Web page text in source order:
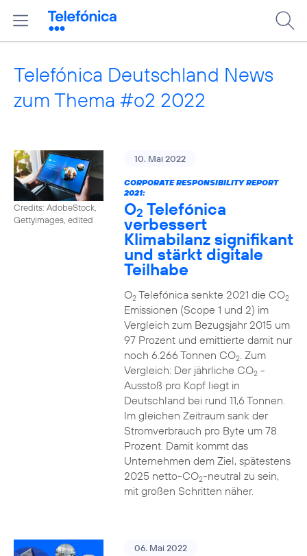
Telefónica Deutschland News
zum Thema #o2 2022
Credits: AdobeStock,
Gettyimages, edited
10. Mai 2022
CORPORATE RESPONSIBILITY REPORT
2021:
O2 Telefónica
verbessert
Klimabilanz signifikant
und stärkt digitale
Teilhabe
O2Telefónica senkte 2021 die CO2
Emissionen (Scope 1 und 2) im
Vergleich zum Bezugsjahr 2015 um
97 Prozent und emittierte damit nur
noch 6.266 Tonnen CO2. Zum
Vergleich: Der jährliche CO2-
Ausstoß pro Kopf liegt in
Deutschland bei rund 11,6 Tonnen.
Im gleichen Zeitraum sank der
Stromverbrauch pro Byte um 78
Prozent. Damit kommt das
Unternehmen dem Ziel, spätestens
2025 netto-CO2-neutral zu sein,
mit großen Schritten näher.
06. Mai 2022